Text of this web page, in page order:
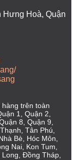
Hoà, Quận
hàng trên toàn
1, Quận 2,
8, Quận 9,
Tân Phú,
Bè, Hóc Môn,
Nai, Kon Tum,
Đồng Tháp,